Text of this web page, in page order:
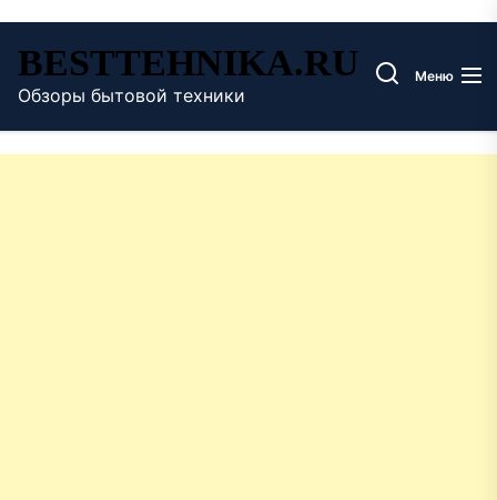
содержимому
BESTTEHNIKA.RU
Обзоры бытовой техники
Меню